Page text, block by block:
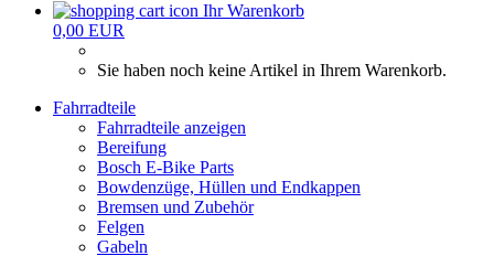
Ihr Warenkorb
0,00 EUR
Sie haben noch keine Artikel in Ihrem Warenkorb.
Fahrradteile
Fahrradteile anzeigen
Bereifung
Bosch E-Bike Parts
Bowdenzüge, Hüllen und Endkappen
Bremsen und Zubehör
Felgen
Gabeln